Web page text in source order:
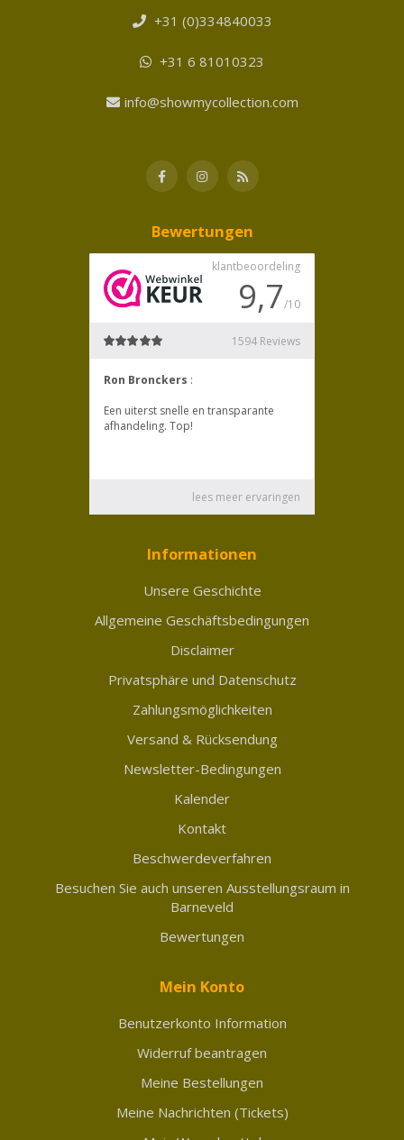
+31 (0)334840033
+31 6 81010323
info@showmycollection.com
Bewertungen
Informationen
Unsere Geschichte
Allgemeine Geschäftsbedingungen
Disclaimer
Privatsphäre und Datenschutz
Zahlungsmöglichkeiten
Versand & Rücksendung
Newsletter-Bedingungen
Kalender
Kontakt
Beschwerdeverfahren
Besuchen Sie auch unseren Ausstellungsraum in
Barneveld
Bewertungen
Mein Konto
Benutzerkonto Information
Widerruf beantragen
Meine Bestellungen
Meine Nachrichten (Tickets)